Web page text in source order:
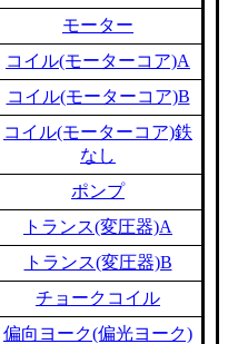
モーター
コイル(モーターコア)A
コイル(モーターコア)B
コイル(モーターコア)鉄
なし
ポンプ
トランス(変圧器)A
トランス(変圧器)B
チョークコイル
偏向ヨーク(偏光ヨーク)